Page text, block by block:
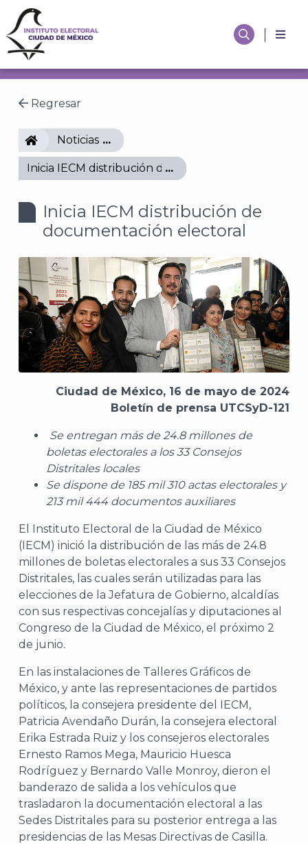
Regresar
IECMNoticias
Inicia IECM distribución de documentación
Inicia IECM distribución de
documentación electoral
Ciudad de México, 16 de mayo de 2024
Boletín de prensa UTCSyD-121
Se entregan más de 24.8 millones de
boletas electorales a los 33 Consejos
Distritales locales
Se dispone de 185 mil 310 actas electorales y
213 mil 444 documentos auxiliares
El Instituto Electoral de la Ciudad de México
(IECM) inició la distribución de las más de 24.8
millones de boletas electorales a sus 33 Consejos
Distritales, las cuales serán utilizadas para las
elecciones de la Jefatura de Gobierno, alcaldías
con sus respectivas concejalías y diputaciones al
Congreso de la Ciudad de México, el próximo 2
de junio.
En las instalaciones de Talleres Gráficos de
México, y ante las representaciones de partidos
políticos, la consejera presidente del IECM,
Patricia Avendaño Durán, la consejera electoral
Erika Estrada Ruiz y los consejeros electorales
Ernesto Ramos Mega, Mauricio Huesca
Rodríguez y Bernardo Valle Monroy, dieron el
banderazo de salida a los vehículos que
trasladaron la documentación electoral a las
Sedes Distritales para su posterior entrega a las
presidencias de las Mesas Directivas de Casilla.